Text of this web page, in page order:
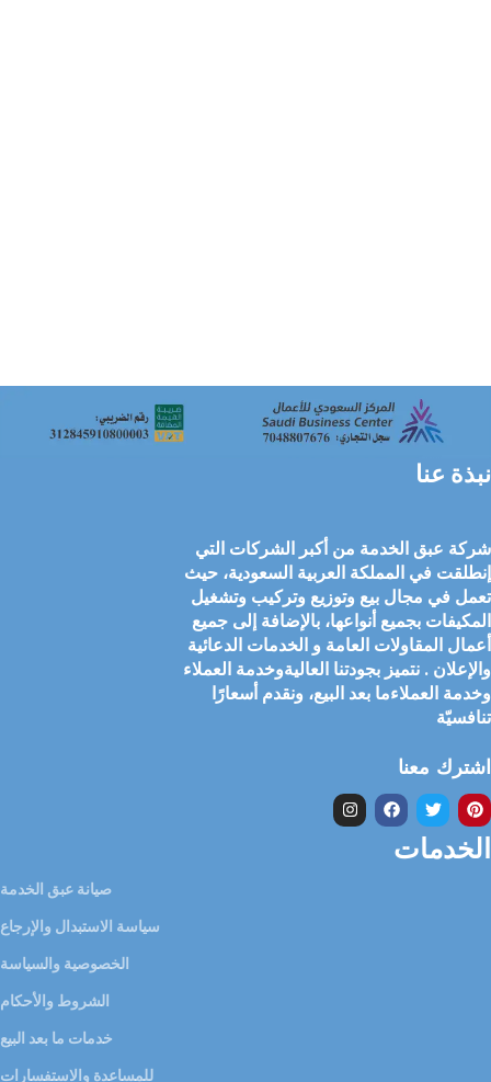
نبذة عنا
شركة عبق الخدمة من أكبر الشركات التي
إنطلقت في المملكة العربية السعودية، حيث
تعمل في مجال بيع وتوزيع وتركيب وتشغيل
المكيفات بجميع أنواعها، بالإضافة إلى جميع
أعمال المقاولات العامة و الخدمات الدعائية
والإعلان . نتميز بجودتنا العاليةوخدمة العملاء
وخدمة العملاءما بعد البيع، ونقدم أسعارًا
تنافسيّة
اشترك معنا
الخدمات
صيانة عبق الخدمة
سياسة الاستبدال والإرجاع
الخصوصية والسياسة
الشروط والأحكام
خدمات ما بعد البيع
للمساعدة والاستفسارات